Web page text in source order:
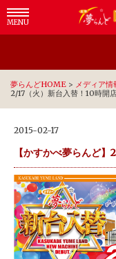
MENU
夢らんどHOME > メディア情
2/17（火）新台入替！10時開
2015-02-17
【かすかべ夢らんど